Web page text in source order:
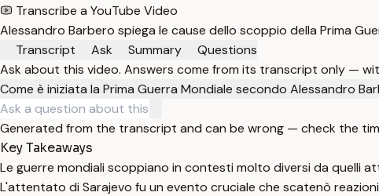
Transcribe a YouTube Video
Alessandro Barbero spiega le cause dello scoppio della Prima
Transcript
Ask Summary
Questions
Ask about this video. Answers come from its transcript only —
Come è iniziata la Prima Guerra Mondiale secondo Alessandro
Generated from the transcript and can be wrong — check the
Key Takeaways
Le guerre mondiali scoppiano in contesti molto diversi da quelli
L'attentato di Sarajevo fu un evento cruciale che scatenò